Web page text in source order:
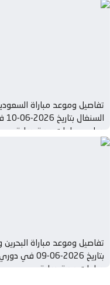
تفاصيل وموعد مباراة
دولي, مباريات ودية دولية
تفاصيل وموعد مباراة البحرين
بتاريخ 2026-06-
مباريات ودية دولية